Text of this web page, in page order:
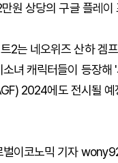
원 상당의 구글 플레
2는 네오위즈 산하 겜
녀 캐릭터들이 등장해
2024에도 전시될 예
벌이코노믹 기자